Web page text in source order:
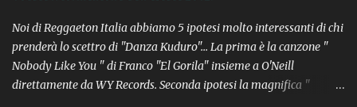
Noi di Reggaeton Italia abbiamo 5 ipotesi molto interessanti di chi
prenderà lo scettro di "Danza Kuduro"... La prima è la canzone "
Nobody Like You " di Franco "El Gorila" insieme a O'Neill
direttamente da WY Records. Seconda ipotesi la magnifica "